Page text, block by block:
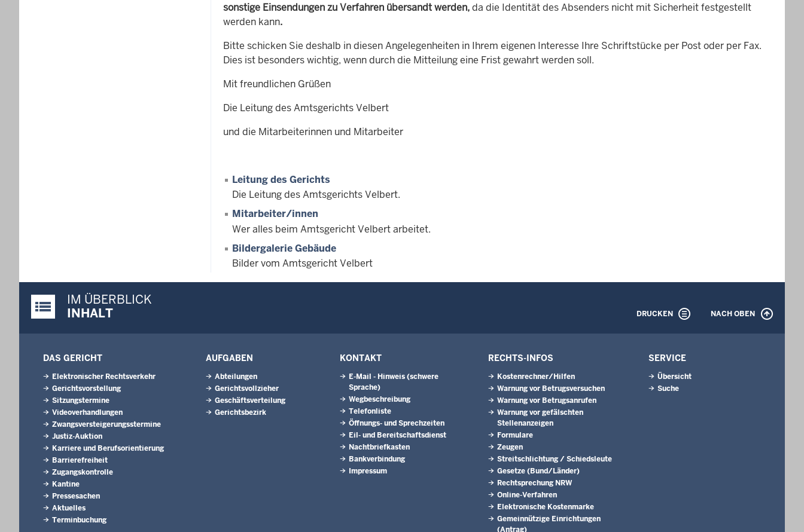
sonstige Einsendungen zu Verfahren übersandt werden,da die Identität des Absenders nicht mit Sicherheit festgestellt
werden kann.
Bitte schicken Sie deshalb in diesen Angelegenheiten in Ihrem eigenen Interesse Ihre Schriftstücke per Post oder per Fax.
Dies ist besonders wichtig, wenn durch die Mitteilung eine Frist gewahrt werden soll.
Mit freundlichen Grüßen
Die Leitung des Amtsgerichts Velbert
und die Mitarbeiterinnen und Mitarbeiter
Leitung des Gerichts
Die Leitung des Amtsgerichts Velbert.
Mitarbeiter/innen
Wer alles beim Amtsgericht Velbert arbeitet.
Bildergalerie Gebäude
Bilder vom Amtsgericht Velbert
Justiz-Portal im Überblick:
IM ÜBERBLICK
INHALT
DRUCKEN NACH OBEN
DAS GERICHT
Elektronischer Rechtsverkehr
Gerichtsvorstellung
Sitzungstermine
Videoverhandlungen
Zwangsversteigerungsstermine
Justiz-Auktion
Karriere und Berufsorientierung
Barrierefreiheit
Zugangskontrolle
Kantine
Pressesachen
Aktuelles
Terminbuchung
AUFGABEN
Abteilungen
Gerichtsvollzieher
Geschäftsverteilung
Gerichtsbezirk
KONTAKT
E-Mail - Hinweis (schwere
Sprache)
Wegbeschreibung
Telefonliste
Öffnungs- und Sprechzeiten
Eil- und Bereitschaftsdienst
Nachtbriefkasten
Bankverbindung
Impressum
RECHTS-INFOS
Kostenrechner/Hilfen
Warnung vor Betrugsversuchen
Warnung vor Betrugsanrufen
Warnung vor gefälschten
Stellenanzeigen
Formulare
Zeugen
Streitschlichtung / Schiedsleute
Gesetze (Bund/Länder)
Rechtsprechung NRW
Online-Verfahren
Elektronische Kostenmarke
Gemeinnützige Einrichtungen
(Antrag)
SERVICE
Übersicht
Suche